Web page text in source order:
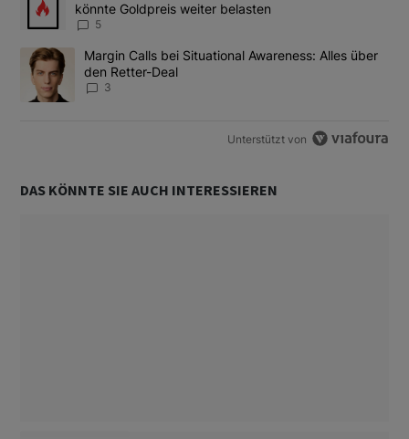
könnte Goldpreis weiter belasten
5
Ein Trendartikel mit dem Titel "Margin Calls bei Situational
Margin Calls bei Situational Awareness: Alles über
den Retter-Deal
3
Unterstützt von
DAS KÖNNTE SIE AUCH INTERESSIEREN